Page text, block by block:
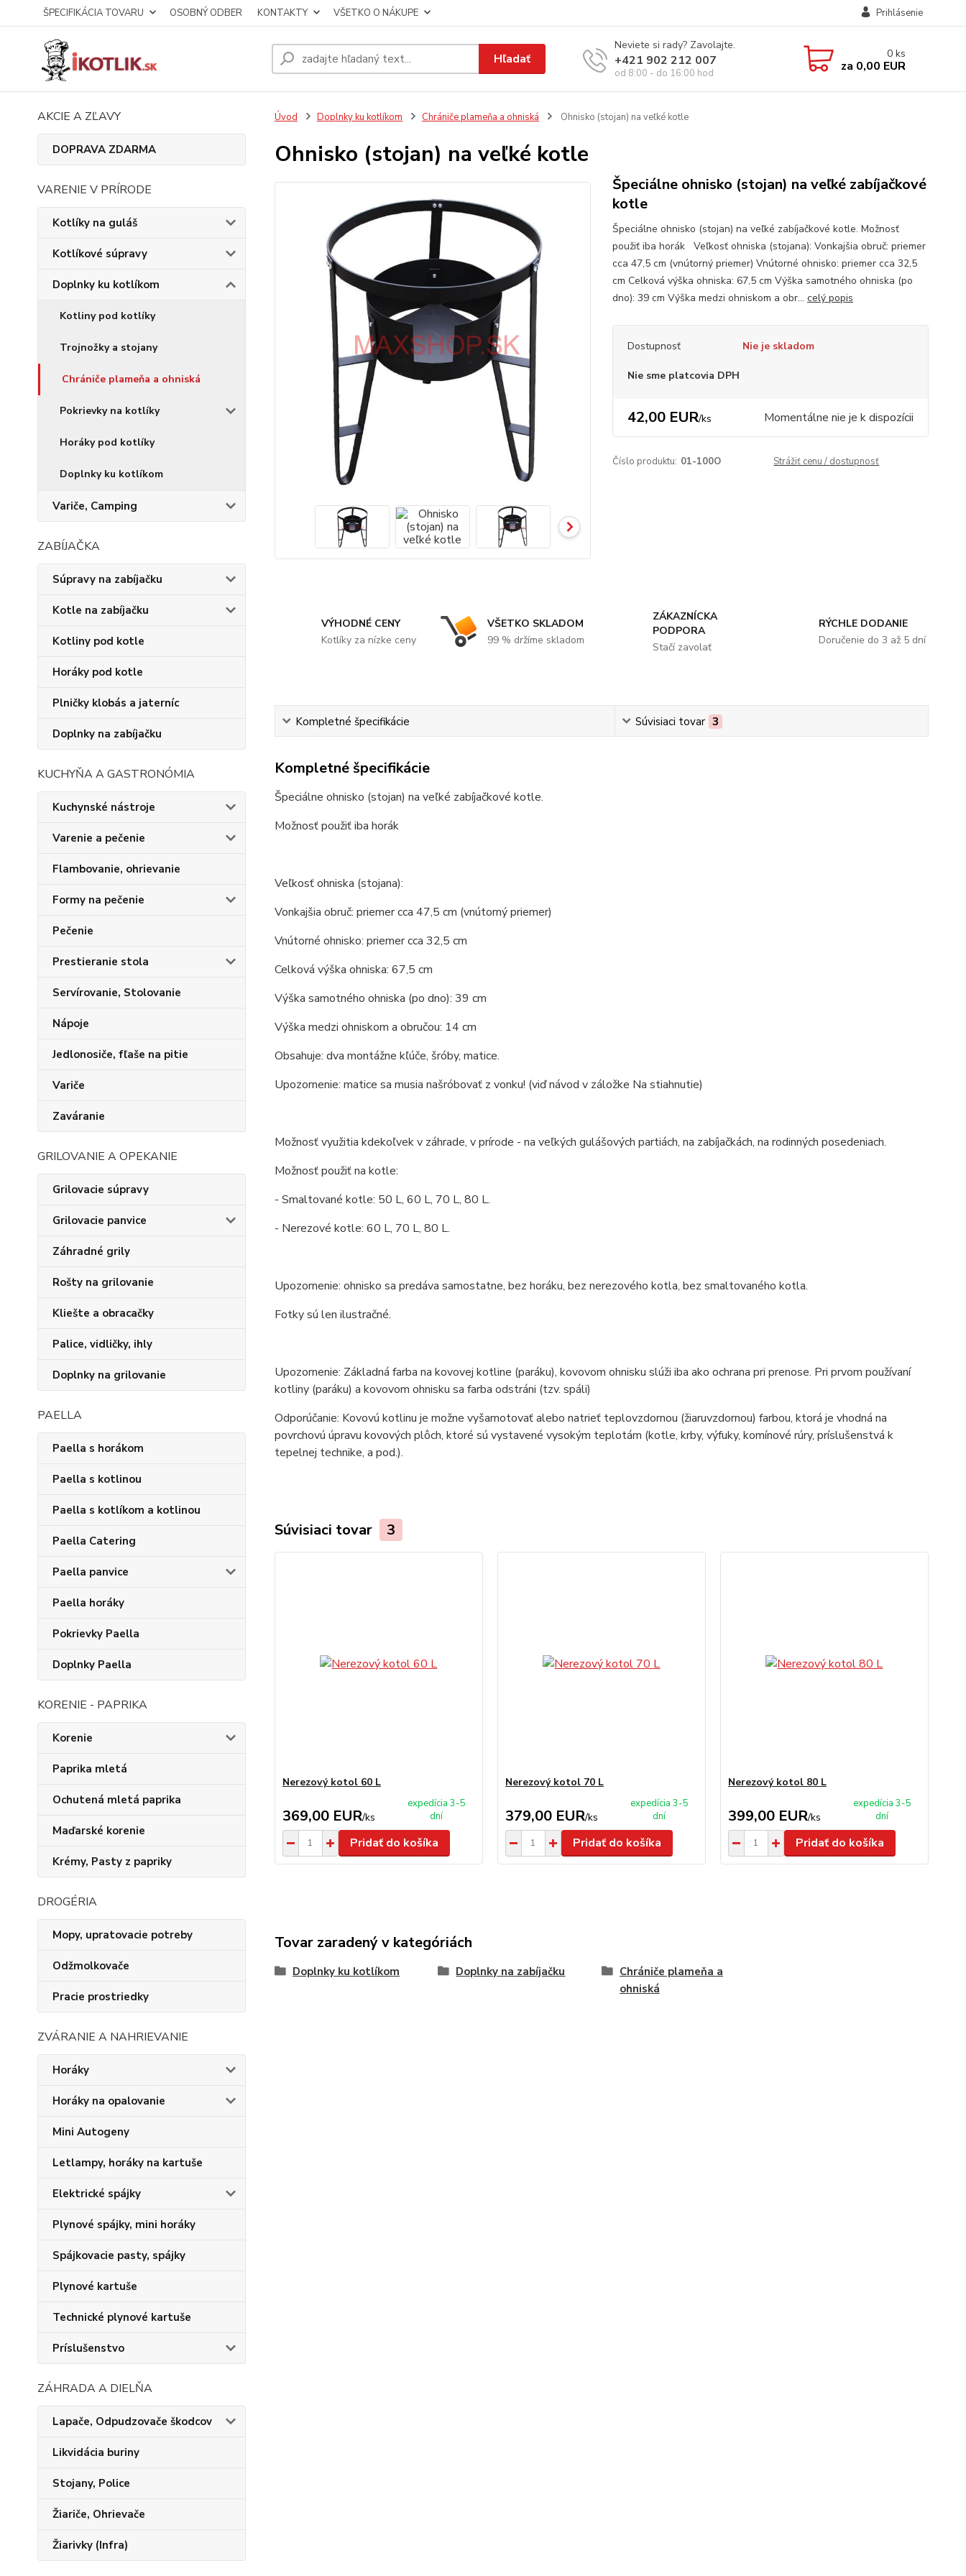
ŠPECIFIKÁCIA TOVARU OSOBNÝ ODBER KONTAKTY VŠETKO O NÁKUPE Prihlásenie
Hľadať
Neviete si rady? Zavolajte.
+421 902 212 007
od 8:00 - do 16:00 hod
0 ks
za 0,00 EUR
AKCIE A ZĽAVY
DOPRAVA ZDARMA
VARENIE V PRÍRODE
Kotlíky na guláš
Kotlíkové súpravy
Doplnky ku kotlíkom
Kotliny pod kotlíky
Trojnožky a stojany
Chrániče plameňa a ohniská
Pokrievky na kotlíky
Horáky pod kotlíky
Doplnky ku kotlíkom
Variče, Camping
ZABÍJAČKA
Súpravy na zabíjačku
Kotle na zabíjačku
Kotliny pod kotle
Horáky pod kotle
Plničky klobás a jaterníc
Doplnky na zabíjačku
KUCHYŇA A GASTRONÓMIA
Kuchynské nástroje
Varenie a pečenie
Flambovanie, ohrievanie
Formy na pečenie
Pečenie
Prestieranie stola
Servírovanie, Stolovanie
Nápoje
Jedlonosiče, fľaše na pitie
Variče
Zaváranie
GRILOVANIE A OPEKANIE
Grilovacie súpravy
Grilovacie panvice
Záhradné grily
Rošty na grilovanie
Kliešte a obracačky
Palice, vidličky, ihly
Doplnky na grilovanie
PAELLA
Paella s horákom
Paella s kotlinou
Paella s kotlíkom a kotlinou
Paella Catering
Paella panvice
Paella horáky
Pokrievky Paella
Doplnky Paella
KORENIE - PAPRIKA
Korenie
Paprika mletá
Ochutená mletá paprika
Maďarské korenie
Krémy, Pasty z papriky
DROGÉRIA
Mopy, upratovacie potreby
Odžmolkovače
Pracie prostriedky
ZVÁRANIE A NAHRIEVANIE
Horáky
Horáky na opalovanie
Mini Autogeny
Letlampy, horáky na kartuše
Elektrické spájky
Plynové spájky, mini horáky
Spájkovacie pasty, spájky
Plynové kartuše
Technické plynové kartuše
Príslušenstvo
ZÁHRADA A DIELŇA
Lapače, Odpudzovače škodcov
Likvidácia buriny
Stojany, Police
Žiariče, Ohrievače
Žiarivky (Infra)
Úvod Doplnky ku kotlíkom Chrániče plameňa a ohniská Ohnisko (stojan) na veľké kotle
Ohnisko (stojan) na veľké kotle
Špeciálne ohnisko (stojan) na veľké zabíjačkové
kotle
Špeciálne ohnisko (stojan) na veľké zabíjačkové kotle. Možnosť
použiť iba horák Veľkosť ohniska (stojana): Vonkajšia obruč: priemer
cca 47,5 cm (vnútorný priemer) Vnútorné ohnisko: priemer cca 32,5
cm Celková výška ohniska: 67,5 cm Výška samotného ohniska (po
dno): 39 cm Výška medzi ohniskom a obr... celý popis
Dostupnosť Nie je skladom
Nie sme platcovia DPH
42,00 EUR/ks Momentálne nie je k dispozícii
Číslo produktu: 01-100O Strážiť cenu / dostupnosť
VÝHODNÉ CENY
Kotlíky za nízke ceny
VŠETKO SKLADOM
99 % držíme skladom
ZÁKAZNÍCKA
PODPORA
Stačí zavolať
RÝCHLE DODANIE
Doručenie do 3 až 5 dní
Kompletné špecifikácie Súvisiaci tovar 3
Kompletné špecifikácie
Špeciálne ohnisko (stojan) na veľké zabíjačkové kotle.
Možnosť použiť iba horák
Veľkosť ohniska (stojana):
Vonkajšia obruč: priemer cca 47,5 cm (vnútorný priemer)
Vnútorné ohnisko: priemer cca 32,5 cm
Celková výška ohniska: 67,5 cm
Výška samotného ohniska (po dno): 39 cm
Výška medzi ohniskom a obručou: 14 cm
Obsahuje: dva montážne kľúče, šróby, matice.
Upozornenie: matice sa musia našróbovať z vonku! (viď návod v záložke Na stiahnutie)
Možnosť využitia kdekoľvek v záhrade, v prírode - na veľkých gulášových partiách, na zabíjačkách, na rodinných posedeniach.
Možnosť použiť na kotle:
- Smaltované kotle: 50 L, 60 L, 70 L, 80 L.
- Nerezové kotle: 60 L, 70 L, 80 L.
Upozornenie: ohnisko sa predáva samostatne, bez horáku, bez nerezového kotla, bez smaltovaného kotla.
Fotky sú len ilustračné.
Upozornenie: Základná farba na kovovej kotline (paráku), kovovom ohnisku slúži iba ako ochrana pri prenose. Pri prvom používaní
kotliny (paráku) a kovovom ohnisku sa farba odstráni (tzv. spáli)
Odporúčanie: Kovovú kotlinu je možne vyšamotovať alebo natrieť teplovzdornou (žiaruvzdornou) farbou, ktorá je vhodná na
povrchovú úpravu kovových plôch, ktoré sú vystavené vysokým teplotám (kotle, krby, výfuky, komínové rúry, príslušenstvá k
tepelnej technike, a pod.).
Súvisiaci tovar 3
Nerezový kotol 60 L
369,00 EUR/ks
expedícia 3-5
dní
Pridať do košíka
Nerezový kotol 70 L
379,00 EUR/ks
expedícia 3-5
dní
Pridať do košíka
Nerezový kotol 80 L
399,00 EUR/ks
expedícia 3-5
dní
Pridať do košíka
Tovar zaradený v kategóriách
Doplnky ku kotlíkom Doplnky na zabíjačku
Chrániče plameňa a
ohniská